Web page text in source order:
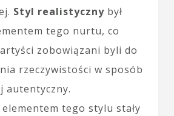
Styl realistycznybył
tego nurtu, co
zobowiązani byli do
rzeczywistości w sposób
autentyczny.
elementem tego stylu stały